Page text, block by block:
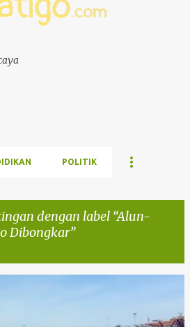
POLITIK
dengan label Alun-
Dibongkar